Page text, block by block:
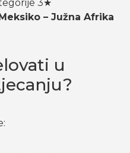
3★
– Južna Afrika
u